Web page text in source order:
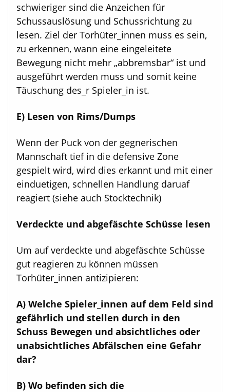
schwieriger sind die Anzeichen für
Schussauslösung und Schussrichtung zu
lesen. Ziel der Torhüter_innen muss es sein,
zu erkennen, wann eine eingeleitete
Bewegung nicht mehr „abbremsbar“ ist und
ausgeführt werden muss und somit keine
Täuschung des_r Spieler_in ist.
E) Lesen von Rims/Dumps
Wenn der Puck von der gegnerischen
Mannschaft tief in die defensive Zone
gespielt wird, wird dies erkannt und mit einer
einduetigen, schnellen Handlung daruaf
reagiert (siehe auch Stocktechnik)
Verdeckte und abgefäschte Schüsse lesen
Um auf verdeckte und abgefäschte Schüsse
gut reagieren zu können müssen
Torhüter_innen antizipieren:
A) Welche Spieler_innen auf dem Feld sind
gefährlich und stellen durch in den
Schuss Bewegen und absichtliches oder
unabsichtliches Abfälschen eine Gefahr
dar?
B) Wo befinden sich die